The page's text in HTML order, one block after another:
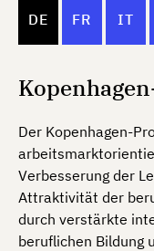
DE FR IT
Der Kopenhagen-
Verbesserung der
Attraktivität der
durch verstärkte
beruflichen Bildung